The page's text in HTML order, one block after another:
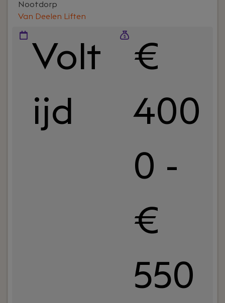
Van Deelen Liften
Nootdorp
Volt
ijd
€
400
0 -
€
550